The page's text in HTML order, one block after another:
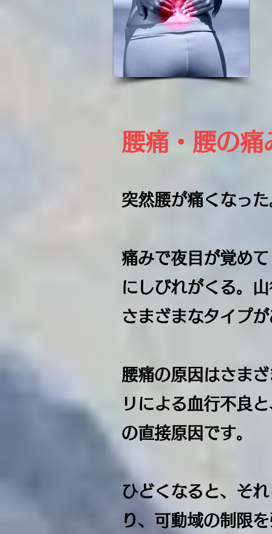
腰痛​・腰の痛
突然腰が痛くなっ
痛みで夜目が覚め
にしびれがくる。
さまざまなタイプ
腰痛の原因はさま
リによる血行不良
の直接原因です。
ひどくなると、そ
り、可動域の制限